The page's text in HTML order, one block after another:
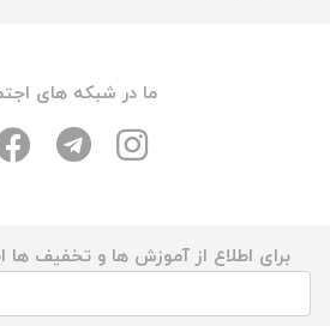
ما در شبکه های
برای اطلاع از آموزش ها و تخفیف ها